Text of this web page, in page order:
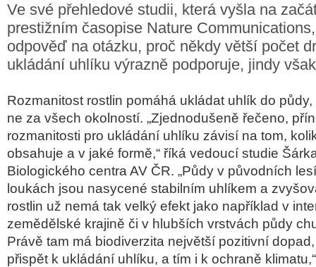
Ve své přehledové studii, která vyšla na
prestižním časopise Nature
odpověď na otázku, proč někdy větší počet
ukládání uhlíku výrazně podporuje, jindy
Rozmanitost rostlin pomáhá ukládat uhlík do
ne za všech okolností. „Zjednodušeně řečeno,
rozmanitosti pro ukládání uhlíku závisí na tom,
obsahuje a v jaké formě,“ říká vedoucí studie
Biologického centra AV ČR. „Půdy v původních
loukách jsou nasycené stabilním uhlíkem a
rostlin už nemá tak velký efekt jako například v
zemědělské krajině či v hlubších vrstvách půdy
Právě tam má biodiverzita největší pozitivní
přispět k ukládání uhlíku, a tím i k ochraně